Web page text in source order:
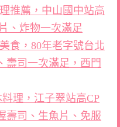
推薦，中山國中站高
、炸物一次滿足
食，80年老字號台北
壽司一次滿足，西門
理，江子翠站高CP
壽司、生魚片、免服